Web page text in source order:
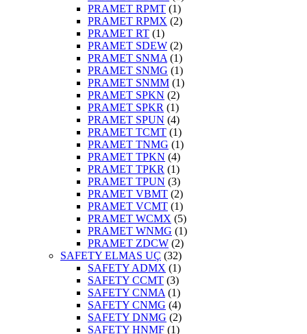
PRAMET RPMT (1)
PRAMET RPMX (2)
PRAMET RT (1)
PRAMET SDEW (2)
PRAMET SNMA (1)
PRAMET SNMG (1)
PRAMET SNMM (1)
PRAMET SPKN (2)
PRAMET SPKR (1)
PRAMET SPUN (4)
PRAMET TCMT (1)
PRAMET TNMG (1)
PRAMET TPKN (4)
PRAMET TPKR (1)
PRAMET TPUN (3)
PRAMET VBMT (2)
PRAMET VCMT (1)
PRAMET WCMX (5)
PRAMET WNMG (1)
PRAMET ZDCW (2)
SAFETY ELMAS UÇ (32)
SAFETY ADMX (1)
SAFETY CCMT (3)
SAFETY CNMA (1)
SAFETY CNMG (4)
SAFETY DNMG (2)
SAFETY HNMF (1)